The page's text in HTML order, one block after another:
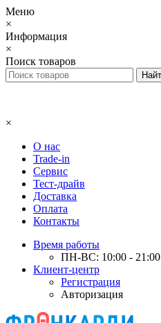
Меню
×
Информация
×
Поиск товаров
×
О нас
Trade-in
Сервис
Тест-драйв
Доставка
Оплата
Контакты
Время работы
ПН-ВС: 10:00 - 21:00
Клиент-центр
Регистрация
Авторизация